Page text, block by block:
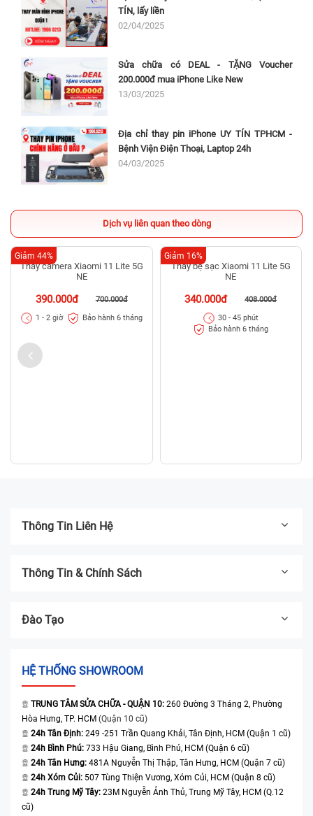
TÍN, lấy liền
02/04/2025
Sửa chữa có DEAL - TẶNG Voucher
200.000đ mua iPhone Like New
13/03/2025
Địa chỉ thay pin iPhone UY TÍN TPHCM -
Bệnh Viện Điện Thoại, Laptop 24h
04/03/2025
Dịch vụ liên quan theo dòng
Thay camera Xiaomi 11 Lite 5G
NE
390.000đ 700.000đ
Giảm 44%
1 - 2 giờ Bảo hành 6 tháng
Thay bẹ sạc Xiaomi 11 Lite 5G
NE
340.000đ 408.000đ
Giảm 16%
30 - 45 phút
Bảo hành 6 tháng
Thông Tin Liên Hệ
Thông Tin & Chính Sách
Đào Tạo
HỆ THỐNG SHOWROOM
TRUNG TÂM SỬA CHỮA - QUẬN 10: 260 Đường 3 Tháng 2, Phường
Hòa Hưng, TP. HCM (Quận 10 cũ)
24h Tân Định: 249 -251 Trần Quang Khải, Tân Định, HCM (Quận 1 cũ)
24h Bình Phú: 733 Hậu Giang, Bình Phú, HCM (Quận 6 cũ)
24h Tân Hưng: 481A Nguyễn Thị Thập, Tân Hưng, HCM (Quận 7 cũ)
24h Xóm Củi: 507 Tùng Thiện Vương, Xóm Củi, HCM (Quận 8 cũ)
24h Trung Mỹ Tây: 23M Nguyễn Ảnh Thủ, Trung Mỹ Tây, HCM (Q.12
cũ)